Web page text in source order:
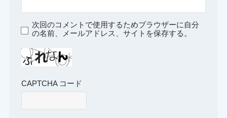
次回のコメントで使用するためブラウザーに自分
の名前、メールアドレス、サイトを保存する。
CAPTCHA コード